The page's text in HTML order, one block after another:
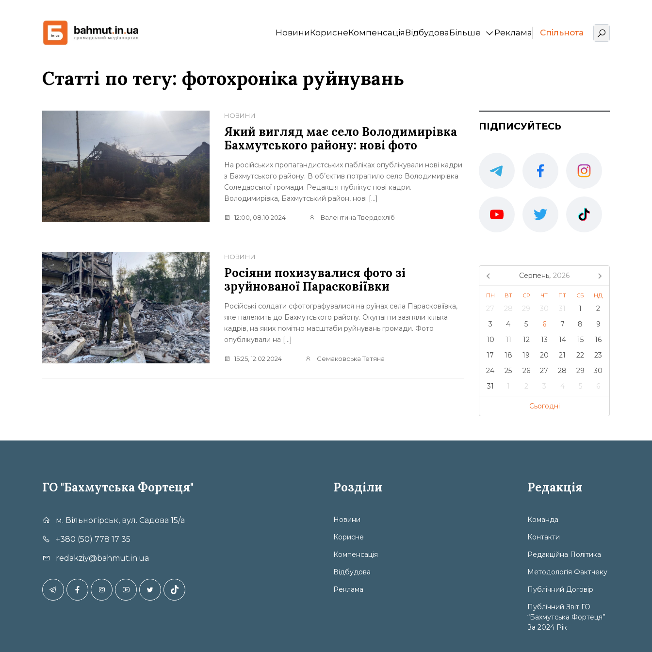
НовиниКориснеКомпенсаціяВідбудоваБільше Реклама Спільнота
Статті по тегу: фотохроніка руйнувань
НОВИНИ
Який вигляд має село Володимирівка
Бахмутського району: нові фото
На російських пропагандистських пабліках опублікували нові кадри
з Бахмутського району. В обʼєктив потрапило село Володимирівка
Соледарської громади. Редакція публікує нові кадри.
Володимирівка, Бахмутський район, нові […]
12:00, 08.10.2024 Валентина Твердохліб
НОВИНИ
Росіяни похизувалися фото зі
зруйнованої Парасковіївки
Російські солдати сфотографувалися на руїнах села Парасковіївка,
яке належить до Бахмутського району. Окупанти зазняли кілька
кадрів, на яких помітно масштаби руйнувань громади. Фото
опублікували на […]
15:25, 12.02.2024 Семаковська Тетяна
ПІДПИСУЙТЕСЬ
Серпень, 2026
ПН ВТ СР ЧТ ПТ СБ НД
27 28 29 30 31 1
2
3
4 5 6 7 8
9
10
11 12 13 14 15
16
17
18 19 20 21 22
23
24
25 26 27 28 29
30
31
1 2 3 4 5 6
Сьогодні
ГО "Бахмутська Фортеця"
м. Вільногірськ, вул. Садова 15/а
+380 (50) 778 17 35
redakziy@bahmut.in.ua
Розділи
Новини
Корисне
Компенсація
Відбудова
Реклама
Редакція
Команда
Контакти
Редакційна Політика
Методологія Фактчеку
Публічний Договір
Публічний Звіт ГО
“Бахмутська Фортеця”
За 2024 Рік